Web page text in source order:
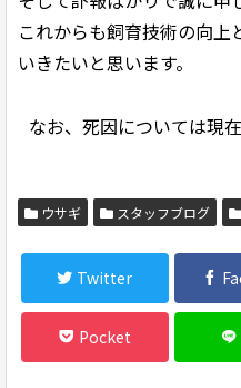
これからも飼育技術の向上
いきたいと思います。
なお、死因については現
ウサギ スタッフブログ
Twitter
Pocket